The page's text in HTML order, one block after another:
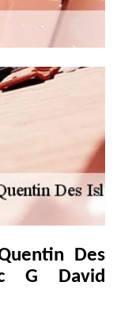
Des
G David